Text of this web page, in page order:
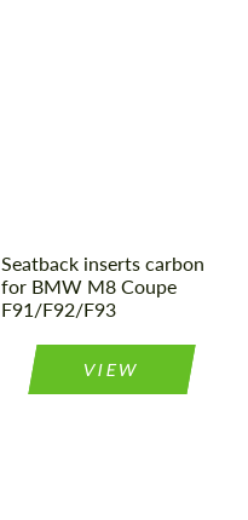
Seatback inserts carbon
for BMW M8 Coupe
F91/F92/F93
VIEW